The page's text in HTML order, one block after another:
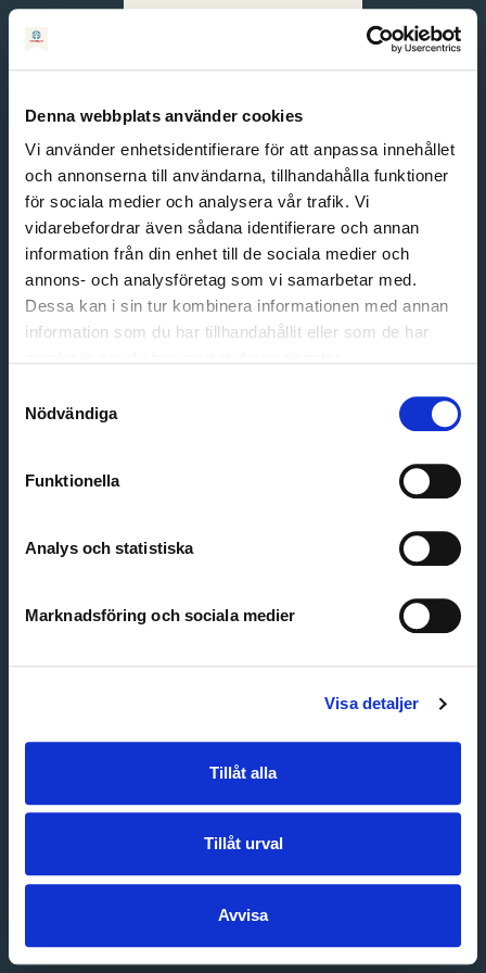
Denna webbplats använder cookies
Vi använder enhetsidentifierare för att anpassa innehållet
och annonserna till användarna, tillhandahålla funktioner
för sociala medier och analysera vår trafik. Vi
vidarebefordrar även sådana identifierare och annan
information från din enhet till de sociala medier och
annons- och analysföretag som vi samarbetar med.
Dessa kan i sin tur kombinera informationen med annan
information som du har tillhandahållit eller som de har
Nödvändiga
Funktionella
Analys och statistiska
Marknadsföring och sociala medier
Visa detaljer
Tillåt alla
Tillåt urval
Avvisa
English
Svenska
Email address
Customer service